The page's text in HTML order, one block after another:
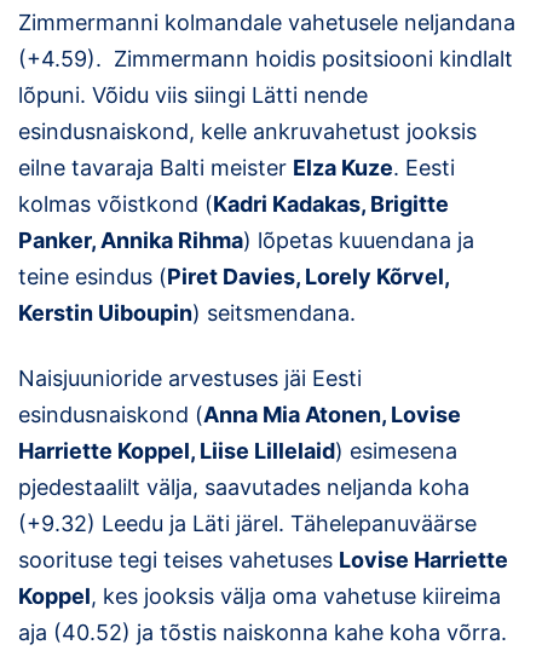
Zimmermanni kolmandale vahetusele neljandana
(+4.59). Zimmermann hoidis positsiooni kindlalt
lõpuni. Võidu viis siingi Lätti nende
esindusnaiskond, kelle ankruvahetust jooksis
eilne tavaraja Balti meister Elza Kuze. Eesti
kolmas võistkond (Kadri Kadakas, Brigitte
Panker, Annika Rihma) lõpetas kuuendana ja
teine esindus (Piret Davies, Lorely Kõrvel,
Kerstin Uiboupin) seitsmendana.
Naisjuunioride arvestuses jäi Eesti
esindusnaiskond (Anna Mia Atonen, Lovise
Harriette Koppel, Liise Lillelaid) esimesena
pjedestaalilt välja, saavutades neljanda koha
(+9.32) Leedu ja Läti järel. Tähelepanuväärse
soorituse tegi teises vahetuses Lovise Harriette
Koppel, kes jooksis välja oma vahetuse kiireima
aja (40.52) ja tõstis naiskonna kahe koha võrra.